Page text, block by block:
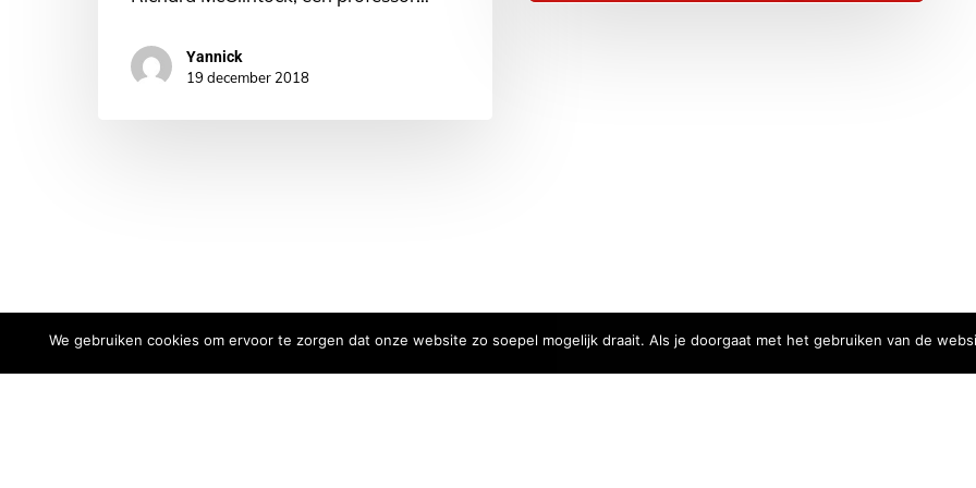
Yannick
19 december 2018
© 2026 Aqua and Fire. - Created byWe Are Knights- BE 0690.851.717
We gebruiken cookies om ervoor te zorgen dat onze website zo soepel mogelijk draait. Als je doorgaat met het gebruiken van de